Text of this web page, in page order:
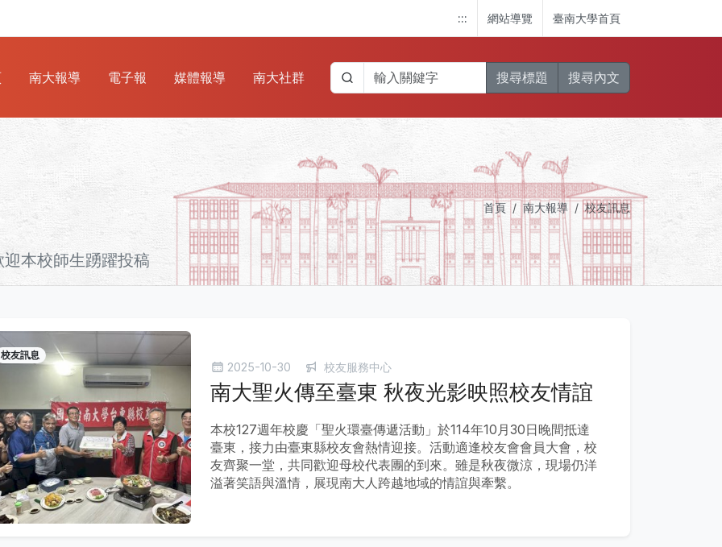
::: 網站導覽 臺南大學首頁
南大報導 電子報 媒體報導 南大社群 搜尋標題 搜尋內文
本校師生踴躍投稿
首頁 南大報導 校友訊息
校友訊息
2025-10-30 校友服務中心
南大聖火傳至臺東 秋夜光影映照校友情誼
本校127週年校慶「聖火環臺傳遞活動」於114年10月30日晚間抵達
臺東，接力由臺東縣校友會熱情迎接。活動適逢校友會會員大會，校
友齊聚一堂，共同歡迎母校代表團的到來。雖是秋夜微涼，現場仍洋
溢著笑語與溫情，展現南大人跨越地域的情誼與牽繫。